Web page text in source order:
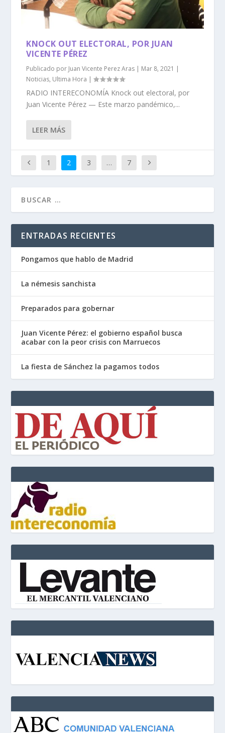
KNOCK OUT ELECTORAL, POR JUAN
VICENTE PÉREZ
Publicado por Juan Vicente Perez Aras | Mar 8, 2021 |
Noticias, Ultima Hora |
RADIO INTERECONOMÍA Knock out electoral, por
Juan Vicente Pérez — Este marzo pandémico,...
LEER MÁS
1 2 3 … 7
ENTRADAS RECIENTES
Pongamos que hablo de Madrid
La némesis sanchista
Preparados para gobernar
Juan Vicente Pérez: el gobierno español busca
acabar con la peor crisis con Marruecos
La fiesta de Sánchez la pagamos todos